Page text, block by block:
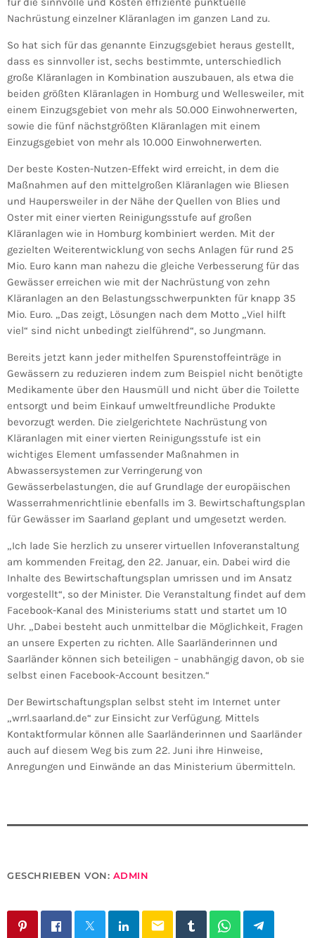
Nachrüstung einzelner Kläranlagen im ganzen Land zu.
So hat sich für das genannte Einzugsgebiet heraus gestellt,
dass es sinnvoller ist, sechs bestimmte, unterschiedlich
große Kläranlagen in Kombination auszubauen, als etwa die
beiden größten Kläranlagen in Homburg und Wellesweiler, mit
einem Einzugsgebiet von mehr als 50.000 Einwohnerwerten,
sowie die fünf nächstgrößten Kläranlagen mit einem
Einzugsgebiet von mehr als 10.000 Einwohnerwerten.
Der beste Kosten-Nutzen-Effekt wird erreicht, in dem die
Maßnahmen auf den mittelgroßen Kläranlagen wie Bliesen
und Haupersweiler in der Nähe der Quellen von Blies und
Oster mit einer vierten Reinigungsstufe auf großen
Kläranlagen wie in Homburg kombiniert werden. Mit der
gezielten Weiterentwicklung von sechs Anlagen für rund 25
Mio. Euro kann man nahezu die gleiche Verbesserung für das
Gewässer erreichen wie mit der Nachrüstung von zehn
Kläranlagen an den Belastungsschwerpunkten für knapp 35
Mio. Euro. „Das zeigt, Lösungen nach dem Motto „Viel hilft
viel“ sind nicht unbedingt zielführend“, so Jungmann.
Bereits jetzt kann jeder mithelfen Spurenstoffeinträge in
Gewässern zu reduzieren indem zum Beispiel nicht benötigte
Medikamente über den Hausmüll und nicht über die Toilette
entsorgt und beim Einkauf umweltfreundliche Produkte
bevorzugt werden. Die zielgerichtete Nachrüstung von
Kläranlagen mit einer vierten Reinigungsstufe ist ein
wichtiges Element umfassender Maßnahmen in
Abwassersystemen zur Verringerung von
Gewässerbelastungen, die auf Grundlage der europäischen
Wasserrahmenrichtlinie ebenfalls im 3. Bewirtschaftungsplan
für Gewässer im Saarland geplant und umgesetzt werden.
„Ich lade Sie herzlich zu unserer virtuellen Infoveranstaltung
am kommenden Freitag, den 22. Januar, ein. Dabei wird die
Inhalte des Bewirtschaftungsplan umrissen und im Ansatz
vorgestellt“, so der Minister. Die Veranstaltung findet auf dem
Facebook-Kanal des Ministeriums statt und startet um 10
Uhr. „Dabei besteht auch unmittelbar die Möglichkeit, Fragen
an unsere Experten zu richten. Alle Saarländerinnen und
Saarländer können sich beteiligen – unabhängig davon, ob sie
selbst einen Facebook-Account besitzen.“
Der Bewirtschaftungsplan selbst steht im Internet unter
„wrrl.saarland.de“ zur Einsicht zur Verfügung. Mittels
Kontaktformular können alle Saarländerinnen und Saarländer
auch auf diesem Weg bis zum 22. Juni ihre Hinweise,
Anregungen und Einwände an das Ministerium übermitteln.
GESCHRIEBEN VON: ADMIN
email